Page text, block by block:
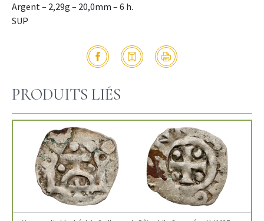
Argent – 2,29g – 20,0mm – 6 h.
SUP
PRODUITS LIÉS